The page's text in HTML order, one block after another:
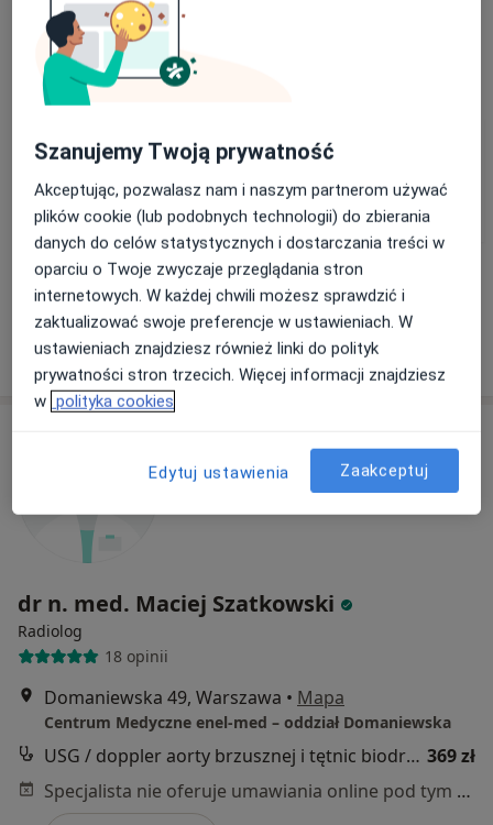
1487 opinii
Wałbrzyska 46, Warszawa
Konsultacja radiologiczna
lek. Marta Cieplak
radiolog
dr Krzysztof
Kucharski
ginekolog
lek. Adam Głuszak
radiolog
Zobacz wszystkich 4 specjalistów
Pokaż profil
dr n. med. Maciej Szatkowski
Radiolog
18 opinii
Domaniewska 49, Warszawa • Mapa
Centrum Medyczne enel-med – oddział Domaniewska
USG / doppler aorty brzusznej i tętnic biodrowych 369 zł
Specjalista nie oferuje umawiania online pod tym adresem.
Szanujemy Twoją prywatność
Akceptując, pozwalasz nam i naszym partnerom używać
plików cookie (lub podobnych technologii) do zbierania
danych do celów statystycznych i dostarczania treści w
oparciu o Twoje zwyczaje przeglądania stron
internetowych. W każdej chwili możesz sprawdzić i
zaktualizować swoje preferencje w ustawieniach. W
ustawieniach znajdziesz również linki do polityk
prywatności stron trzecich. Więcej informacji znajdziesz
w polityka cookies
Edytuj ustawienia Zaakceptuj